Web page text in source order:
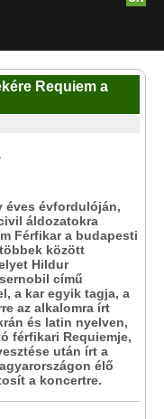
Requiem a
éves évfordulóján,
áldozatokra
Férfikar a budapesti
között
Hildur
című
a kar egyik tagja, a
az alkalomra írt
és latin nyelven,
férfikari Requiemje,
után írt a
élő
a koncertre.